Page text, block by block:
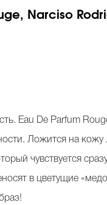
Narciso
Eau De Parfum
Ложится на
чувствуется
в цветущие